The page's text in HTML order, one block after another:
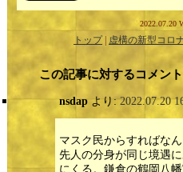
2022.07.20
トップ| 虚構の新型コロ
この記事に対するコメント
nsdap より: 2022.07.20
マスク民からすればな
先人の分身が同じ境遇
にくる。鎌倉の鶴岡八